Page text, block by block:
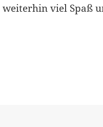
weiterhin viel Spaß